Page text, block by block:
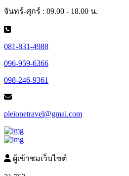
จันทร์-ศุกร์ : 09.00 - 18.00 น.
081-831-4988
096-959-6366
098-246-9361
pleionetravel@gmai.com
ผู้เข้าชมเว็บไซต์